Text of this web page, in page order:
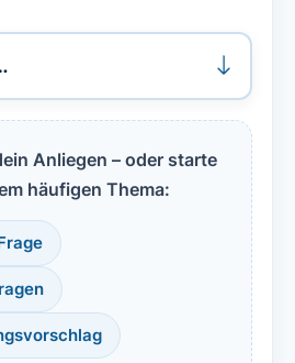
Anliegen – oder starte
häufigen Thema: